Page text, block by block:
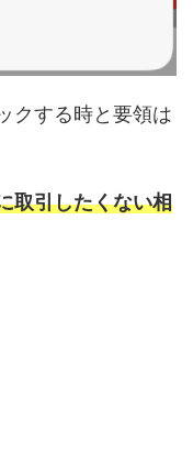
クする時と要領は
取引したくない相